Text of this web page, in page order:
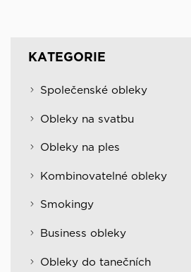
KATEGORIE
Společenské obleky
Obleky na svatbu
Obleky na ples
Kombinovatelné obleky
Smokingy
Business obleky
Obleky do tanečních